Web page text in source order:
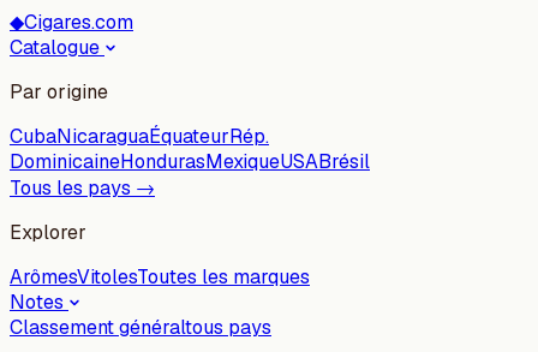
◆Cigares.com
Catalogue
Par origine
CubaNicaraguaÉquateurRép.
DominicaineHondurasMexiqueUSABrésil
Tous les pays →
Explorer
ArômesVitolesToutes les marques
Notes
Classement généraltous pays